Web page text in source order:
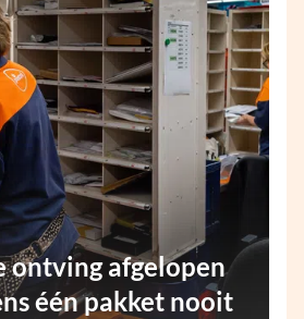
ontving afgelopen
één pakket nooit